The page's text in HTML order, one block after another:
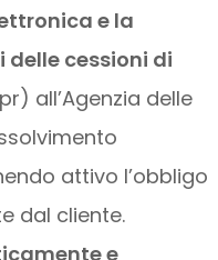
e la
cessioni di
all’Agenzia delle
attivo l’obbligo
dal cliente.
e